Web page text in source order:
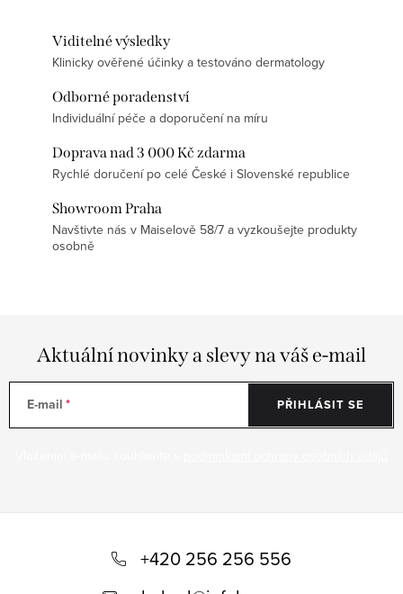
Viditelné výsledky
Klinicky ověřené účinky a testováno dermatology
Odborné poradenství
Individuální péče a doporučení na míru
Doprava nad 3 000 Kč zdarma
Rychlé doručení po celé České i Slovenské republice
Showroom Praha
Navštivte nás v Maiselově 58/7 a vyzkoušejte produkty
osobně
Aktuální novinky a slevy na váš e-mail
E-mail PŘIHLÁSIT SE
+420 256 256 556